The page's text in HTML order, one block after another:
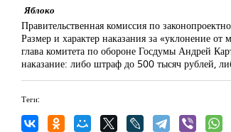
Яблоко
Правительственная комиссия по
Размер и характер наказания за «уклонение
глава комитета по обороне Госдумы Андрей
наказание: либо штраф до 500 тысяч рублей,
Теги: